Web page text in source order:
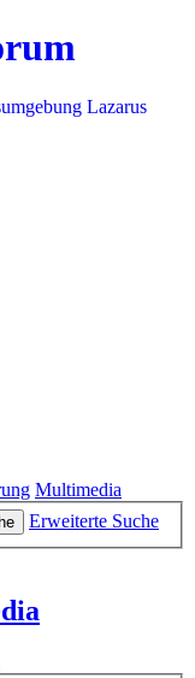
Lazarus
Multimedia
Erweiterte Suche